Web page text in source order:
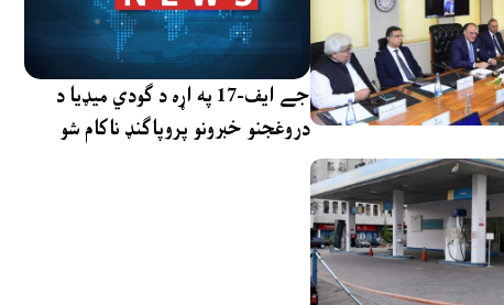
جے ایف-17 په اړه د ګودي میډیا د
دروغجنو خبرونو پروپاګنډ ناکام شو